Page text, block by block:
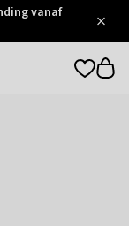
vanaf